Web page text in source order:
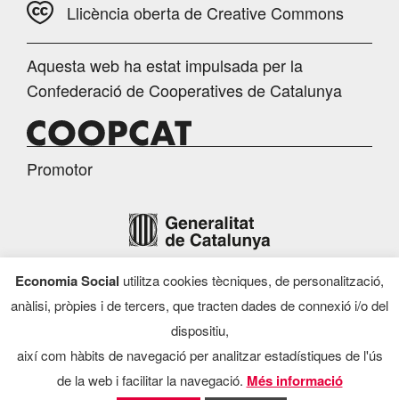
Llicència oberta de Creative Commons
Aquesta web ha estat impulsada per la
Confederació de Cooperatives de Catalunya
Promotor
Finançament
Economia Social utilitza cookies tècniques, de personalització,
anàlisi, pròpies i de tercers, que tracten dades de connexió i/o del
dispositiu,
així com hàbits de navegació per analitzar estadístiques de l'ús
de la web i facilitar la navegació. Més informació